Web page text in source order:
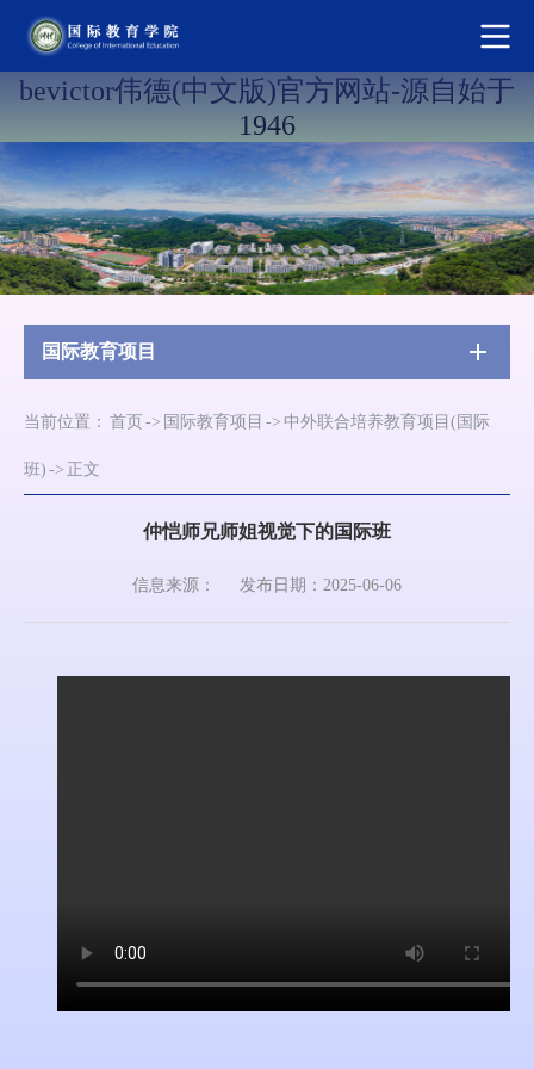
bevictor伟德(中文版)官方网站-源自始于
1946
国际教育项目
当前位置： 首页 -> 国际教育项目 -> 中外联合培养教育项目(国际
班) -> 正文
仲恺师兄师姐视觉下的国际班
信息来源： 发布日期：2025-06-06